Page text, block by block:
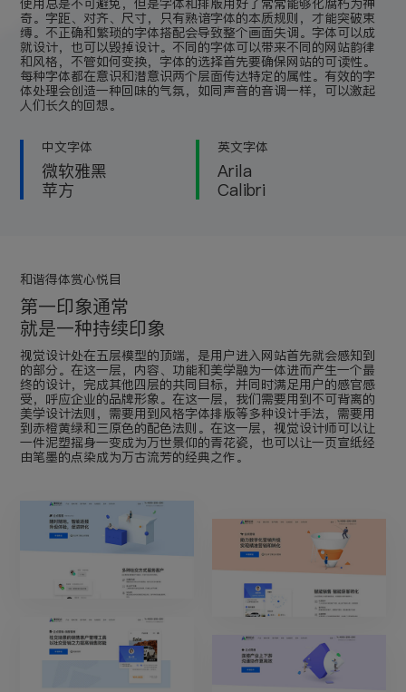
使用总是不可避免，但是字体和排版用好了常常能够化腐朽为神
奇。字距、对齐、尺寸，只有熟谙字体的本质规则，才能突破束
缚。不正确和繁琐的字体搭配会导致整个画面失调。字体可以成
就设计，也可以毁掉设计。不同的字体可以带来不同的网站韵律
和风格，不管如何变换，字体的选择首先要确保网站的可读性。
每种字体都在意识和潜意识两个层面传达特定的属性。有效的字
体处理会创造一种回味的气氛，如同声音的音调一样，可以激起
人们长久的回想。
中文字体
微软雅黑
苹方
英文字体
Arila
Calibri
和谐得体赏心悦目
第一印象通常
就是一种持续印象
视觉设计处在五层模型的顶端，是用户进入网站首先就会感知到
的部分。在这一层，内容、功能和美学融为一体进而产生一个最
终的设计，完成其他四层的共同目标，并同时满足用户的感官感
受，呼应企业的品牌形象。在这一层，我们需要用到不可背离的
美学设计法则，需要用到风格字体排版等多种设计手法，需要用
到赤橙黄绿和三原色的配色法则。在这一层，视觉设计师可以让
一件泥塑摇身一变成为万世景仰的青花瓷，也可以让一页宣纸经
由笔墨的点染成为万古流芳的经典之作。